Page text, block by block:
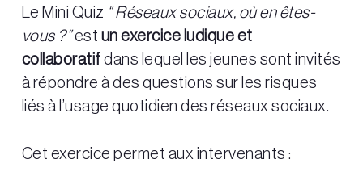
Le Mini Quiz “ Réseaux sociaux, où en êtes-
vous ?”est un exercice ludique et
collaboratifdans lequel les jeunes sont invités
à répondre à des questions sur les risques
liés à l’usage quotidien des réseaux sociaux.
Cet exercice permet aux intervenants :